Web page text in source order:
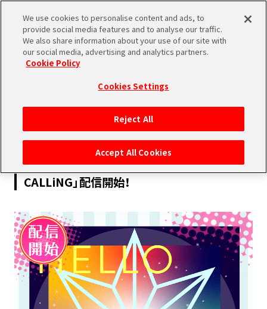
2022.06.10
MUSIC
【好評配信中！】IDOLiSH7「HELLO
CALLiNG」配信開始！
We use cookies to personalise content and ads, to
provide social media features and to analyse our traffic.
We also share information about your use of our site with
our social media, advertising and analytics partners.
Cookie Policy
Cookies Settings
Reject All
Accept All Cookies